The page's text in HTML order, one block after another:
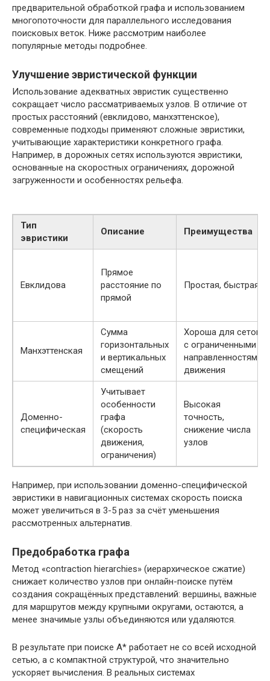
предварительной обработкой графа и использованием
многопоточности для параллельного исследования
поисковых веток. Ниже рассмотрим наиболее
популярные методы подробнее.
Улучшение эвристической функции
Использование адекватных эвристик существенно
сокращает число рассматриваемых узлов. В отличие от
простых расстояний (евклидово, манхэттенское),
современные подходы применяют сложные эвристики,
учитывающие характеристики конкретного графа.
Например, в дорожных сетях используются эвристики,
основанные на скоростных ограничениях, дорожной
загруженности и особенностях рельефа.
Тип
эвристики
Описание Преимущества
Евклидова
Прямое
расстояние по
прямой
Простая, быстрая
Манхэттенская
Сумма
горизонтальных
и вертикальных
смещений
Хороша для сеток
с ограниченными
направленностями
движения
Доменно-
специфическая
Учитывает
особенности
графа
(скорость
движения,
ограничения)
Высокая
точность,
снижение числа
узлов
Например, при использовании доменно-специфической
эвристики в навигационных системах скорость поиска
может увеличиться в 3-5 раз за счёт уменьшения
рассмотренных альтернатив.
Предобработка графа
Метод «contraction hierarchies» (иерархическое сжатие)
снижает количество узлов при онлайн-поиске путём
создания сокращённых представлений: вершины, важные
для маршрутов между крупными округами, остаются, а
менее значимые узлы объединяются или удаляются.
В результате при поиске A* работает не со всей исходной
сетью, а с компактной структурой, что значительно
ускоряет вычисления. В реальных системах